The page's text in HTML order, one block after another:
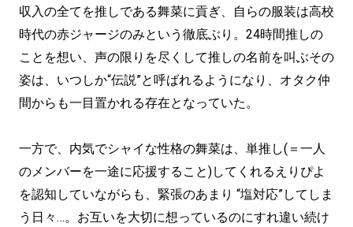
収入の全てを推しである舞菜に貢ぎ、自らの服装は高校
時代の赤ジャージのみという徹底ぶり。24時間推しの
ことを想い、声の限りを尽くして推しの名前を叫ぶその
姿は、いつしか“伝説”と呼ばれるようになり、オタク仲
間からも一目置かれる存在となっていた。
一方で、内気でシャイな性格の舞菜は、単推し(＝一人
のメンバーを一途に応援すること)してくれるえりぴよ
を認知していながらも、緊張のあまり “塩対応”してしま
う日々…。お互いを大切に想っているのにすれ違い続け